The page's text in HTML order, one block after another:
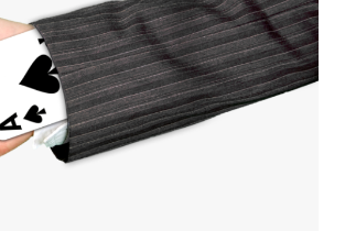
ΑΊΜΑΤΟΣ
ΠΟΥ
ΠΡΟΚΑΛΕΊΤΑΙ
ΑΠΌ
ΕΜΒΌΛΙΟ
ΠΡΟΚΑΛΕΊΤΑΙ
ΕΠΊΣΗΣ